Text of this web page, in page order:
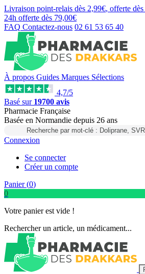
Livraison point-relais dès 2,99€, offerte dès
24h offerte dès 79,00€
FAQ Contactez-nous 02 61 53 65 40
À propos Guides Marques Sélections
4,7/5
Basé sur 19700 avis
Pharmacie Française
Basée en Normandie depuis 26 ans
Recherche par mot-clé : Doliprane,
Connexion
Se connecter
Créer un compte
Panier (0)
0
Votre panier est vide !
Rechercher un article, un médicament...